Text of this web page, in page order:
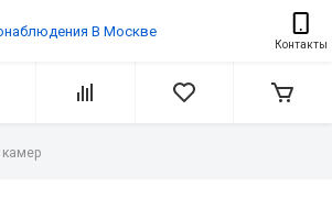
В Москве
Контакты
камер